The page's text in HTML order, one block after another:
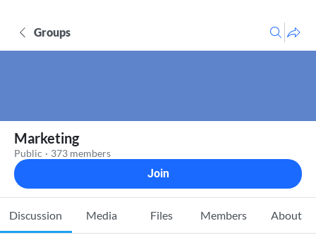
Groups
Marketing
Public · 373 members
Join
Discussion Media Files Members About